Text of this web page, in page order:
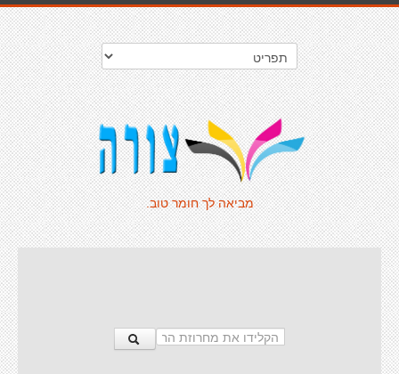
מביאה לך חומר טוב.